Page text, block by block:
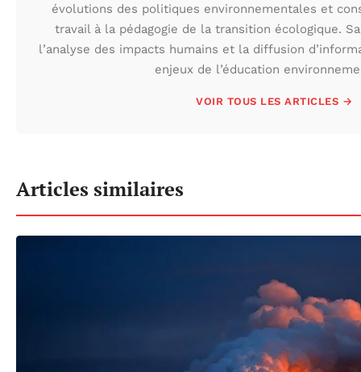
évolutions des politiques environnementales et
travail à la pédagogie de la transition écologique.
l’analyse des impacts humains et la diffusion
enjeux de l’éducation
VOIR TOUS LES ARTICLES →
Articles similaires